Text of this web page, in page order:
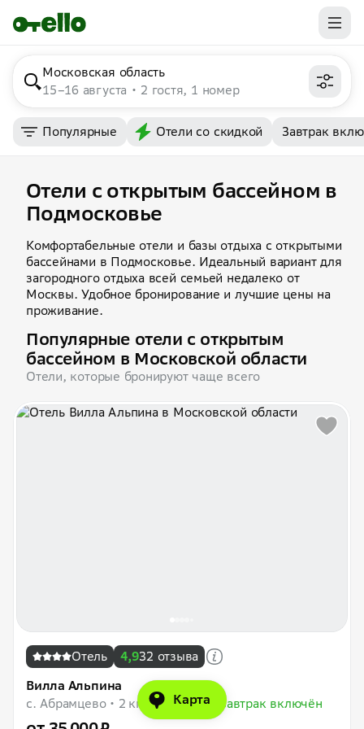
Московская область
15–16 августа
2 гостя, 1 номер
Популярные Отели со скидкой Завтрак
Отели с открытым бассейном в
Подмосковье
Комфортабельные отели и базы отдыха с открытыми
бассейнами в Подмосковье. Идеальный вариант для
загородного отдыха всей семьей недалеко от
Москвы. Удобное бронирование и лучшие цены на
проживание.
Популярные отели с открытым
бассейном в Московской области
Отели, которые бронируют чаще всего
Отель 4,932 отзыва
Вилла Альпина
с. Абрамцево
2 км до центра Завтрак включён
Карта